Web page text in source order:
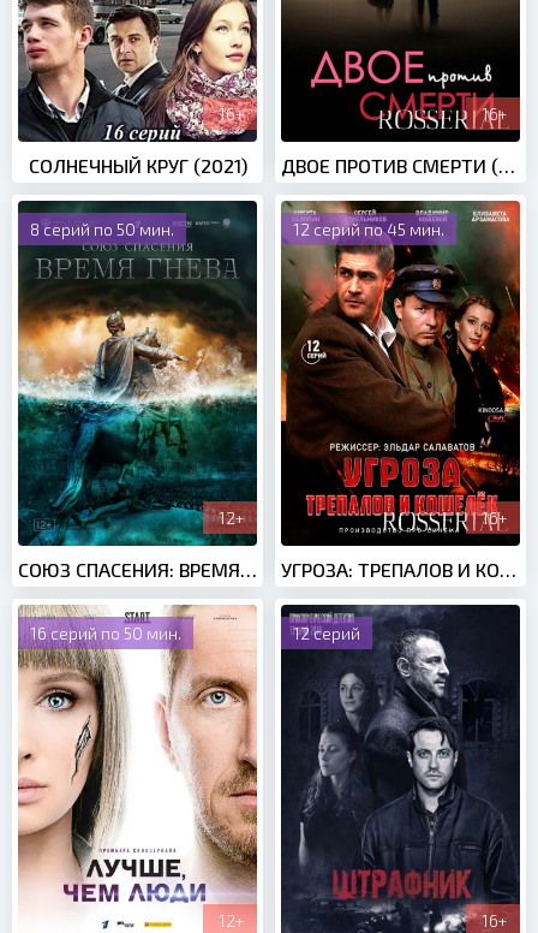
16+
СОЛНЕЧНЫЙ КРУГ (2021)
16+
ДВОЕ ПРОТИВ СМЕРТИ (2016)
8 серий по 50 мин.
12+
12 серий по 45 мин.
16+
16 серий по 50 мин.
12+
12 серий
16+